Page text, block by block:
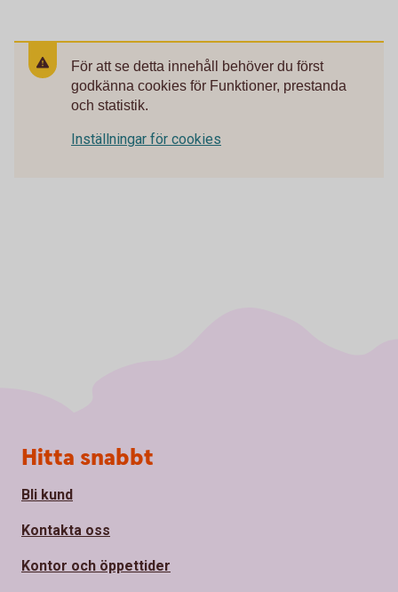
För att se detta innehåll behöver du först
godkänna cookies för Funktioner, prestanda
och statistik.
Inställningar för cookies
Sidfot
Hitta snabbt
Bli kund
Kontakta oss
Kontor och öppettider